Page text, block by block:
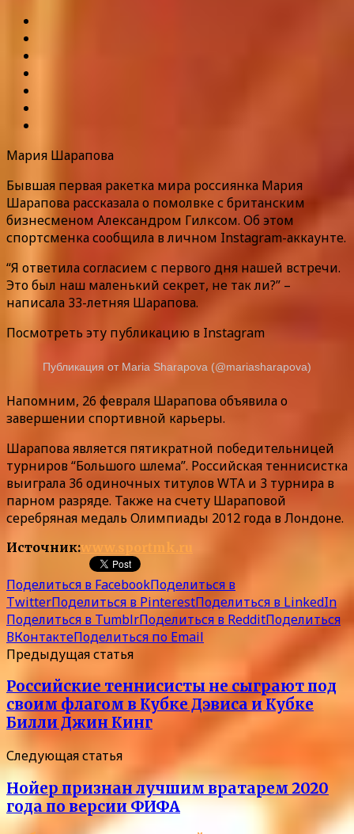
Мария Шарапова
Бывшая первая ракетка мира россиянка Мария
Шарапова рассказала о помолвке с британским
бизнесменом Александром Гилксом. Об этом
спортсменка сообщила в личном Instagram-аккаунте.
“Я ответила согласием с первого дня нашей встречи.
Это был наш маленький секрет, не так ли?” –
написала 33-летняя Шарапова.
Посмотреть эту публикацию в Instagram
Публикация от Maria Sharapova (@mariasharapova)
Напомним, 26 февраля Шарапова объявила о
завершении спортивной карьеры.
Шарапова является пятикратной победительницей
турниров “Большого шлема”. Российская теннисистка
выиграла 36 одиночных титулов WTA и 3 турнира в
парном разряде. Также на счету Шараповой
серебряная медаль Олимпиады 2012 года в Лондоне.
Источник:www.sportmk.ru
Поделиться в FacebookПоделиться в
TwitterПоделиться в PinterestПоделиться в LinkedIn
Поделиться в TumblrПоделиться в RedditПоделиться
ВКонтактеПоделиться по Email
Предыдущая статья
Российские теннисисты не сыграют под
своим флагом в Кубке Дэвиса и Кубке
Билли Джин Кинг
Следующая статья
Нойер признан лучшим вратарем 2020
года по версии ФИФА